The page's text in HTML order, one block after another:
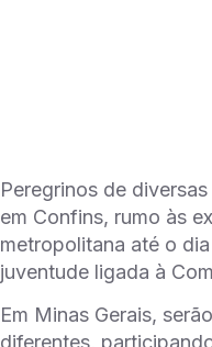
Peregrinos de
em Confins, rumo às
metropolitana até o
juventude ligada à
Em Minas Gerais,
diferentes,